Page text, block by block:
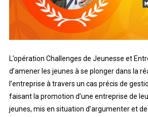
L’opération Challenges de Jeunesse et
d’amener les jeunes à se plonger dans la
l’entreprise à travers un cas précis de
faisant la promotion d’une entreprise de
jeunes, mis en situation d’argumenter et